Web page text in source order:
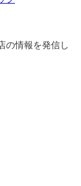
の情報を発信し